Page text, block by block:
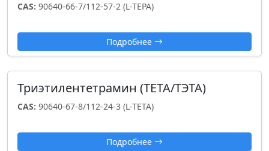
CAS: 90640-66-7/112-57-2 (L-TEPA)
Подробнее
Триэтилентетрамин (TETA/ТЭТА)
CAS: 90640-67-8/112-24-3 (L-TETA)
Подробнее